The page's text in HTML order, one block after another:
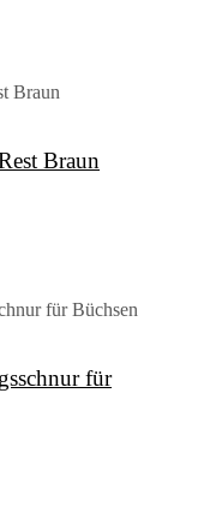
Braun
für